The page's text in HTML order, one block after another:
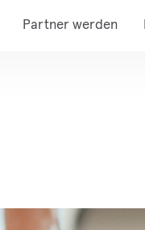
Partner werden